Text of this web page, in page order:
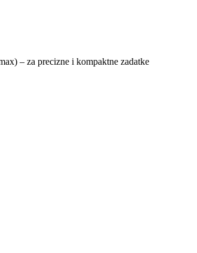
– za precizne i kompaktne zadatke